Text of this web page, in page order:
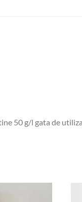
50 g/l gata de